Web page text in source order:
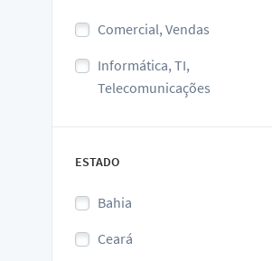
Comercial, Vendas
Informática, TI,
Telecomunicações
ESTADO
Bahia
Ceará